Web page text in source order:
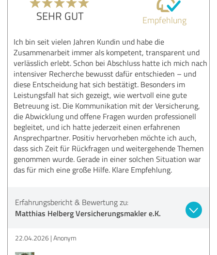
SEHR GUT Empfehlung
Ich bin seit vielen Jahren Kundin und habe die
Zusammenarbeit immer als kompetent, transparent und
verlässlich erlebt. Schon bei Abschluss hatte ich mich nach
intensiver Recherche bewusst dafür entschieden – und
diese Entscheidung hat sich bestätigt. Besonders im
Leistungsfall hat sich gezeigt, wie wertvoll eine gute
Betreuung ist. Die Kommunikation mit der Versicherung,
die Abwicklung und offene Fragen wurden professionell
begleitet, und ich hatte jederzeit einen erfahrenen
Ansprechpartner. Positiv hervorheben möchte ich auch,
dass sich Zeit für Rückfragen und weitergehende Themen
genommen wurde. Gerade in einer solchen Situation war
das für mich eine große Hilfe. Klare Empfehlung.
Erfahrungsbericht & Bewertung zu:
Matthias Helberg Versicherungsmakler e.K.
22.04.2026 Anonym